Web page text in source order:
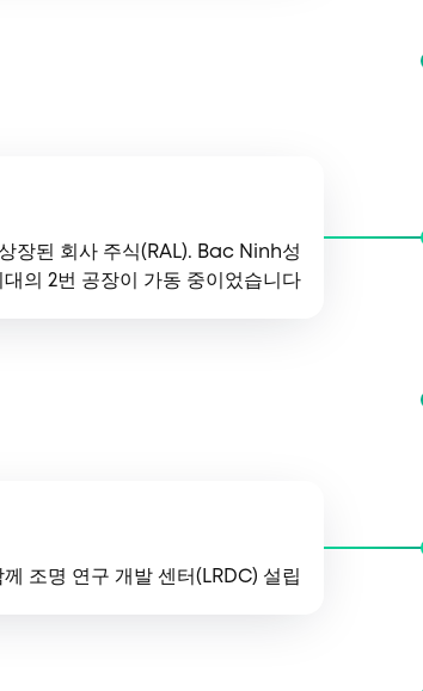
장된 회사 주식(RAL). Bac Ninh성
의 2번 공장이 가동 중이었습니다
조명 연구 개발 센터(LRDC) 설립